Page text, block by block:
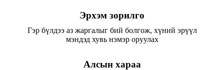
Эрхэм зорилго
Гэр бүлдээ аз жаргалыг бий болгож, хүний ​​эрүүл
мэндэд хувь нэмэр оруулах
Алсын хараа